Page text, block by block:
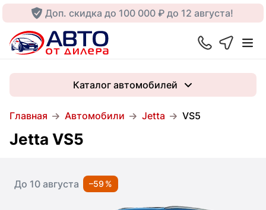
Доп. скидка до 100 000 ₽ до 12 августа!
Главная Автомобили Jetta VS5
Каталог автомобилей
Jetta VS5
До 10 августа –59 %